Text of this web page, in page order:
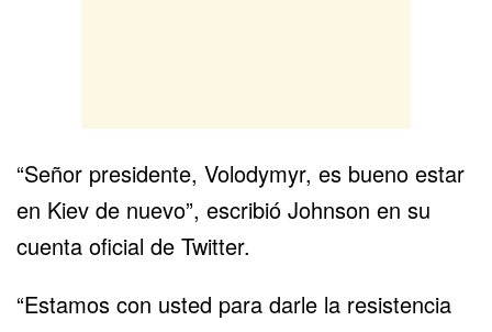
“Señor presidente, Volodymyr, es bueno estar
en Kiev de nuevo”, escribió Johnson en su
cuenta oficial de Twitter.
“Estamos con usted para darle la resistencia